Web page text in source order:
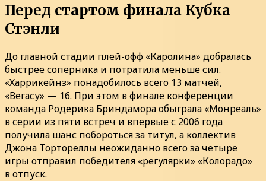
Перед стартом финала Кубка
Стэнли
До главной стадии плей-офф «Каролина» добралась
быстрее соперника и потратила меньше сил.
«Харрикейнз» понадобилось всего 13 матчей,
«Вегасу» — 16. При этом в финале конференции
команда Родерика Бриндамора обыграла «Монреаль»
в серии из пяти встреч и впервые с 2006 года
получила шанс побороться за титул, а коллектив
Джона Тортореллы неожиданно всего за четыре
игры отправил победителя «регулярки» «Колорадо»
в отпуск.